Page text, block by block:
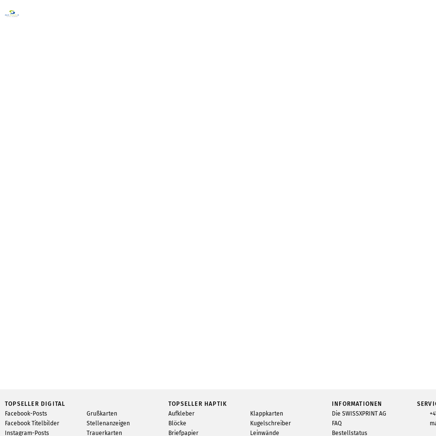
TOPSELLER DIGITAL
Facebook-Posts
Facebook Titelbilder
Instagram-Posts
Grußkarten
Stellenanzeigen
Trauerkarten
TOPSELLER HAPTIK
Aufkleber
Blöcke
Briefpapier
Klappkarten
Kugelschreiber
Leinwände
INFORMATIONEN
Die SWISSXPRINT AG
FAQ
Bestellstatus